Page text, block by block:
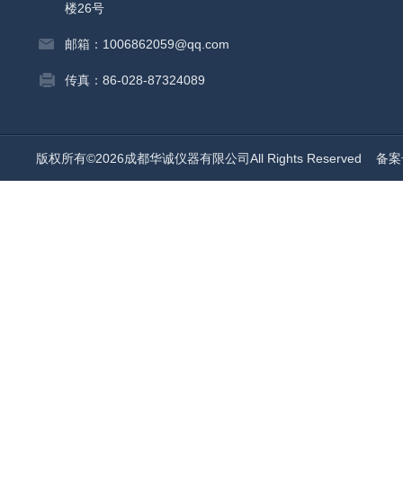
楼26号
邮箱：1006862059@qq.com
传真：86-028-87324089
版权所有©2026成都华诚仪器有限公司All Rights Reserved 备